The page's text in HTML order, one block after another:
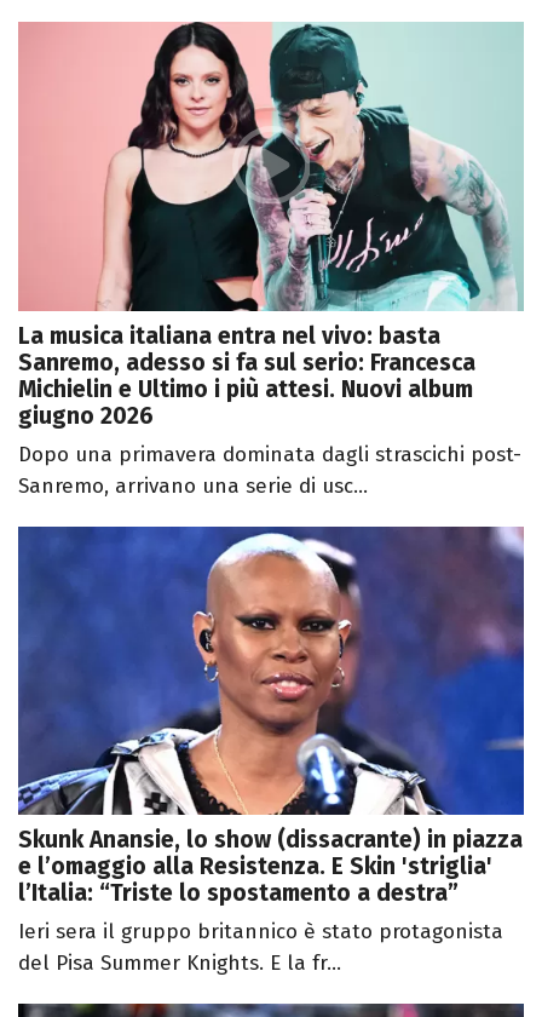
La musica italiana entra nel vivo: basta
Sanremo, adesso si fa sul serio: Francesca
Michielin e Ultimo i più attesi. Nuovi album
giugno 2026
Dopo una primavera dominata dagli strascichi post-
Sanremo, arrivano una serie di usc...
Skunk Anansie, lo show (dissacrante) in piazza
e l’omaggio alla Resistenza. E Skin 'striglia'
l’Italia: “Triste lo spostamento a destra”
Ieri sera il gruppo britannico è stato protagonista
del Pisa Summer Knights. E la fr...